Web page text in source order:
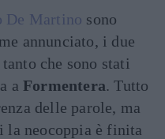
De Martino sono
annunciato, i due
che sono stati
a Formentera. Tutto
delle parole, ma
la neocoppia è finita